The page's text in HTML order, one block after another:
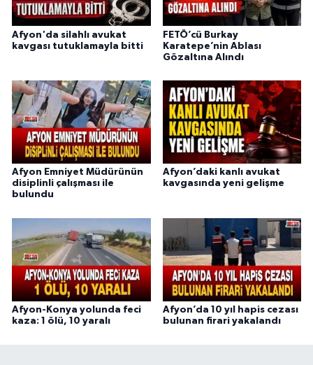
Afyon'da silahlı avukat
kavgası tutuklamayla bitti
FETÖ’cü Burkay
Karatepe’nin Ablası
Gözaltına Alındı
Afyon Emniyet Müdürünün
disiplinli çalışması ile
bulundu
Afyon’daki kanlı avukat
kavgasında yeni gelişme
Afyon-Konya yolunda feci
kaza: 1 ölü, 10 yaralı
Afyon’da 10 yıl hapis cezası
bulunan firari yakalandı